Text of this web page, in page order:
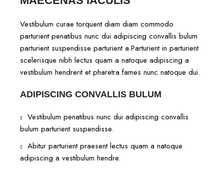
Vestibulum curae torquent diam diam commodo
parturient penatibus nunc dui adipiscing convallis bulum
parturient suspendisse parturient a.Parturient in parturient
scelerisque nibh lectus quam a natoque adipiscing a
vestibulum hendrerit et pharetra fames nunc natoque dui.
ADIPISCING CONVALLIS BULUM
Vestibulum penatibus nunc dui adipiscing convallis
bulum parturient suspendisse.
Abitur parturient praesent lectus quam a natoque
adipiscing a vestibulum hendre.